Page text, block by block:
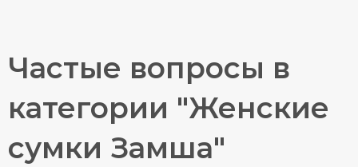
Частые вопросы в
категории "Женские
сумки Замша"